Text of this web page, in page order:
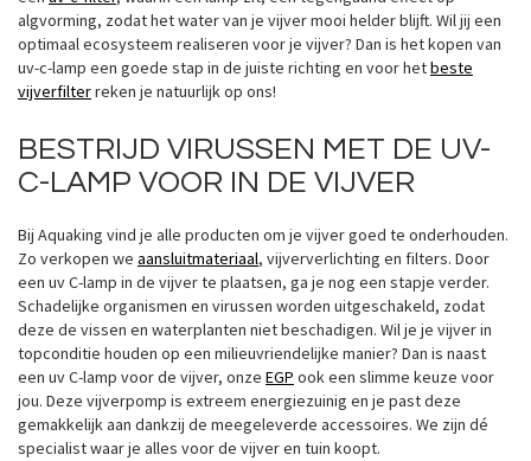
algvorming, zodat het water van je vijver mooi helder blijft. Wil jij een
optimaal ecosysteem realiseren voor je vijver? Dan is het kopen van
uv-c-lamp een goede stap in de juiste richting en voor hetbeste
vijverfilterreken je natuurlijk op ons!
BESTRIJD VIRUSSEN MET DE UV-
C-LAMP VOOR IN DE VIJVER
Bij Aquaking vind je alle producten om je vijver goed te onderhouden.
Zo verkopen we aansluitmateriaal, vijververlichting en filters. Door
een uv C-lamp in de vijver te plaatsen, ga je nog een stapje verder.
Schadelijke organismen en virussen worden uitgeschakeld, zodat
deze de vissen en waterplanten niet beschadigen. Wil je je vijver in
topconditie houden op een milieuvriendelijke manier? Dan is naast
een uv C-lamp voor de vijver, onze EGP ook een slimme keuze voor
jou. Deze vijverpomp is extreem energiezuinig en je past deze
gemakkelijk aan dankzij de meegeleverde accessoires. We zijn dé
specialist waar je alles voor de vijver en tuin koopt.